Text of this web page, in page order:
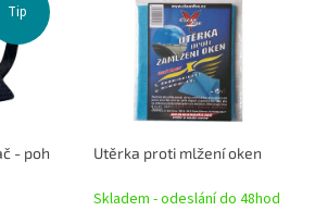
Tip
- pohlcovač vlhkosti do auta FoggyStop
Utěrka proti mlžení oken
Skladem - odeslání do 48hod